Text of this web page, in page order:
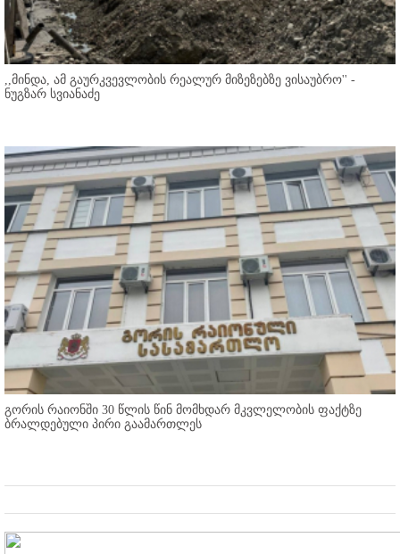
,,მინდა, ამ გაურკვევლობის რეალურ მიზეზებზე ვისაუბრო'' -
ნუგზარ სვიანაძე
გორის რაიონში 30 წლის წინ მომხდარ მკვლელობის ფაქტზე
ბრალდებული პირი გაამართლეს